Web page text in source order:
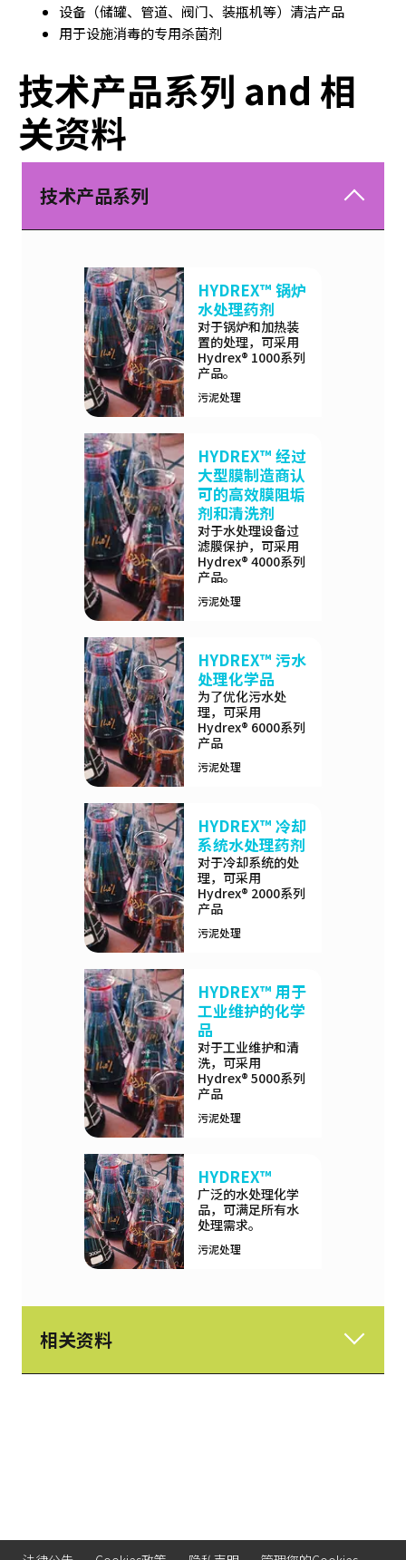
设备（储罐、管道、阀门、装瓶机等）清洁产品
用于设施消毒的专用杀菌剂
技术产品系列 and 相
关资料
技术产品系列
HYDREX™ 锅炉
水处理药剂
对于锅炉和加热装
置的处理，可采用
Hydrex® 1000系列
产品。
污泥处理
HYDREX™ 经过
大型膜制造商认
可的高效膜阻垢
剂和清洗剂
对于水处理设备过
滤膜保护，可采用
Hydrex® 4000系列
产品。
污泥处理
HYDREX™ 污水
处理化学品
为了优化污水处
理，可采用
Hydrex® 6000系列
产品
污泥处理
HYDREX™ 冷却
系统水处理药剂
对于冷却系统的处
理，可采用
Hydrex® 2000系列
产品
污泥处理
HYDREX™ 用于
工业维护的化学
品
对于工业维护和清
洗，可采用
Hydrex® 5000系列
产品
污泥处理
HYDREX™
广泛的水处理化学
品，可满足所有水
处理需求。
污泥处理
相关资料